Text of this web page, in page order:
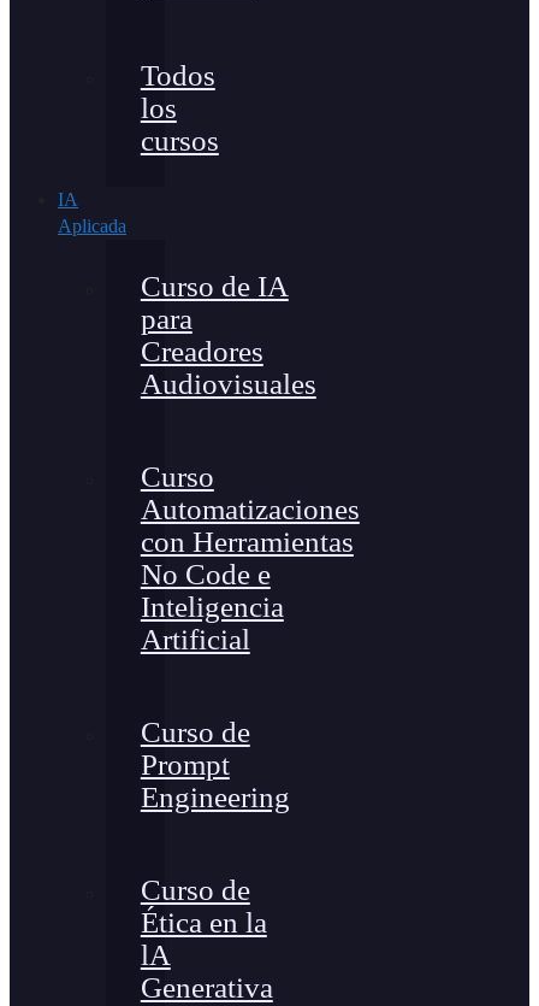
Todos
los
cursos
IA
Aplicada
Curso de IA
para
Creadores
Audiovisuales
Curso
Automatizaciones
con Herramientas
No Code e
Inteligencia
Artificial
Curso de
Prompt
Engineering
Curso de
Ética en la
lA
Generativa